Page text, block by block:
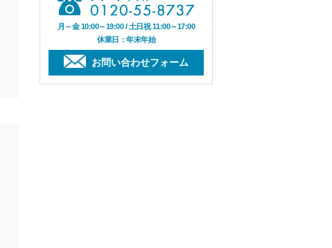
月～金 10:00～19:00 / 土日祝 11:00～17:00
休業日：年末年始
お問い合わせフォーム